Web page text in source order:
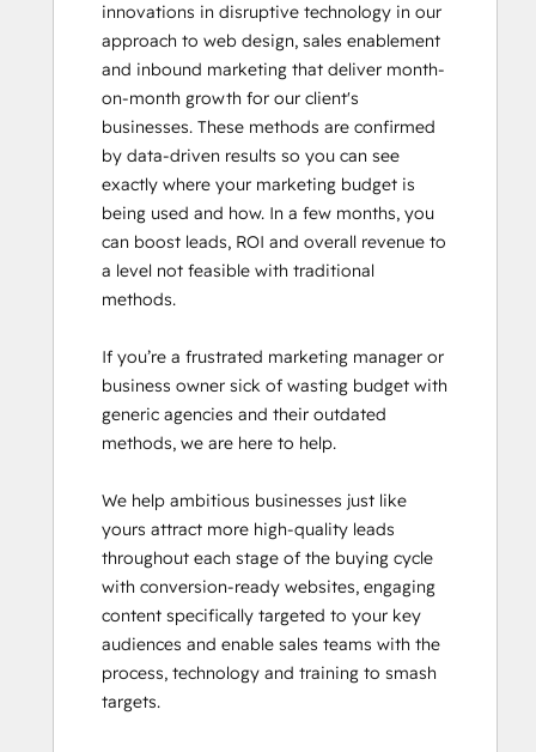
Inbound Marketing
Inbound Marketing Optimization
Inbound Sales
Objectives-Based Onboarding
Platform Consulting
Revenue Operations
Sales Enablement
Salesforce Integration Certification
SEO
Service Hub Software
Social Media Marketing Certification
innovations in disruptive technology in our
approach to web design, sales enablement
and inbound marketing that deliver month-
on-month growth for our client's
businesses. These methods are confirmed
by data-driven results so you can see
exactly where your marketing budget is
being used and how. In a few months, you
can boost leads, ROI and overall revenue to
a level not feasible with traditional
methods.
If you’re a frustrated marketing manager or
business owner sick of wasting budget with
generic agencies and their outdated
methods, we are here to help.
We help ambitious businesses just like
yours attract more high-quality leads
throughout each stage of the buying cycle
with conversion-ready websites, engaging
content specifically targeted to your key
audiences and enable sales teams with the
process, technology and training to smash
targets.